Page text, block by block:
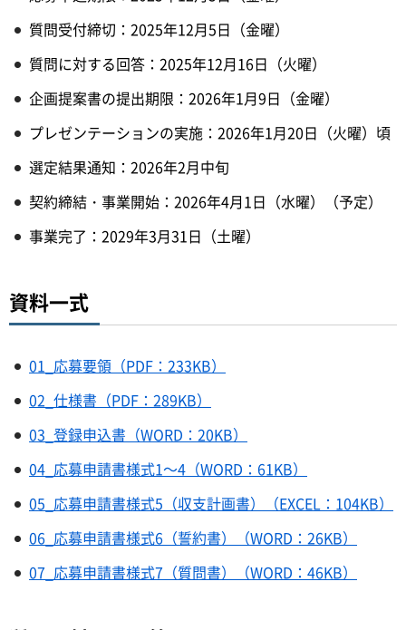
質問受付締切：2025年12月5日（金曜）
質問に対する回答：2025年12月16日（火曜）
企画提案書の提出期限：2026年1月9日（金曜）
プレゼンテーションの実施：2026年1月20日（火曜）頃
選定結果通知：2026年2月中旬
契約締結・事業開始：2026年4月1日（水曜）（予定）
事業完了：2029年3月31日（土曜）
資料一式
01_応募要領（PDF：233KB）
02_仕様書（PDF：289KB）
03_登録申込書（WORD：20KB）
04_応募申請書様式1～4（WORD：61KB）
05_応募申請書様式5（収支計画書）（EXCEL：104KB）
06_応募申請書様式6（誓約書）（WORD：26KB）
07_応募申請書様式7（質問書）（WORD：46KB）